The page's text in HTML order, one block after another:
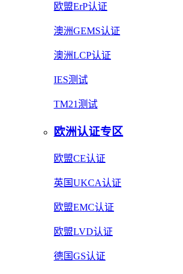
欧盟ErP认证
澳洲GEMS认证
澳洲LCP认证
IES测试
TM21测试
欧洲认证专区
欧盟CE认证
英国UKCA认证
欧盟EMC认证
欧盟LVD认证
德国GS认证